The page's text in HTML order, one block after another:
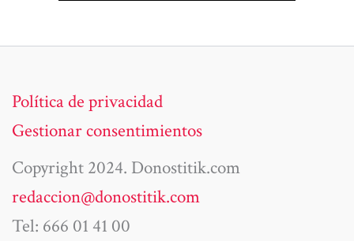
Política de privacidad
Gestionar consentimientos
Copyright 2024. Donostitik.com
redaccion@donostitik.com
Tel: 666 01 41 00